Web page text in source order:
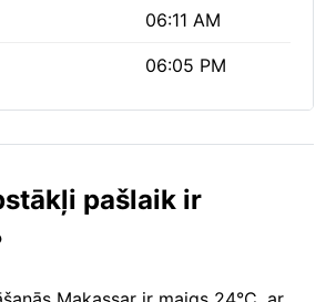
06:11 AM
06:05 PM
pašlaik ir